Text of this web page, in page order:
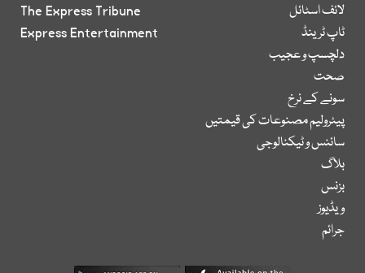
لائف اسٹائل
ٹاپ ٹرینڈ
دلچسپ و عجیب
صحت
سونے کے نرخ
پیٹرولیم مصنوعات کی قیمتیں
سائنس و ٹیکنالوجی
بلاگ
بزنس
ویڈیوز
جرائم
The Express Tribune
Express Entertainment